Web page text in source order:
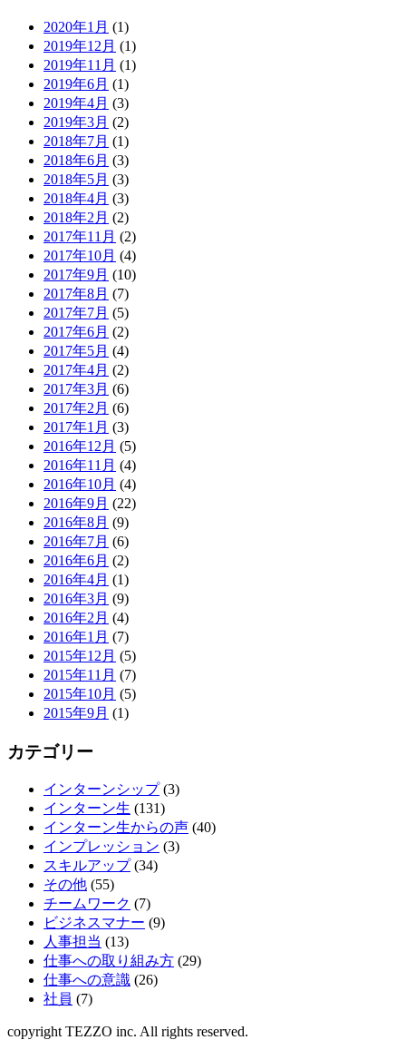
2020年1月 (1)
2019年12月 (1)
2019年11月 (1)
2019年6月 (1)
2019年4月 (3)
2019年3月 (2)
2018年7月 (1)
2018年6月 (3)
2018年5月 (3)
2018年4月 (3)
2018年2月 (2)
2017年11月 (2)
2017年10月 (4)
2017年9月 (10)
2017年8月 (7)
2017年7月 (5)
2017年6月 (2)
2017年5月 (4)
2017年4月 (2)
2017年3月 (6)
2017年2月 (6)
2017年1月 (3)
2016年12月 (5)
2016年11月 (4)
2016年10月 (4)
2016年9月 (22)
2016年8月 (9)
2016年7月 (6)
2016年6月 (2)
2016年4月 (1)
2016年3月 (9)
2016年2月 (4)
2016年1月 (7)
2015年12月 (5)
2015年11月 (7)
2015年10月 (5)
2015年9月 (1)
カテゴリー
インターンシップ(3)
インターン生 (131)
インターン生からの声 (40)
インプレッション (3)
スキルアップ(34)
その他 (55)
チームワーク (7)
ビジネスマナー (9)
人事担当 (13)
仕事への取り組み方 (29)
仕事への意識 (26)
社員 (7)
copyright TEZZO inc. All rights reserved.